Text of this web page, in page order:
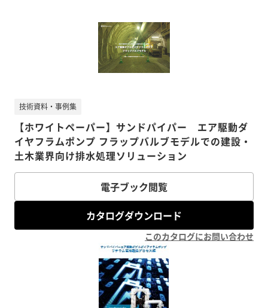
【ホワイトペーパー】サンドパイパー エア駆動ダ
イヤフラムポンプ フラップバルブモデルでの建設・
土木業界向け排水処理ソリューション
技術資料・事例集
電子ブック閲覧
カタログダウンロード
このカタログにお問い合わせ